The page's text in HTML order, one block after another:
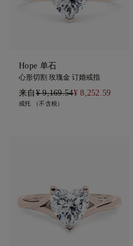
Hope 单石
心形切割 玫瑰金 订婚戒指
来自¥ 9,169.54¥ 8,252.59
戒托 （不含税）